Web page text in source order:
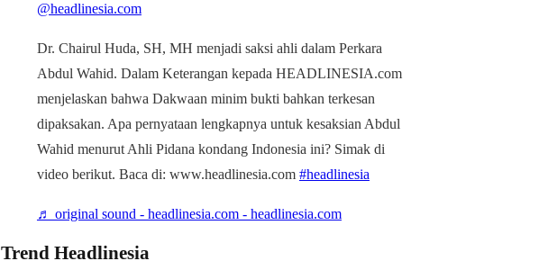
@headlinesia.com
Dr. Chairul Huda, SH, MH menjadi saksi ahli dalam Perkara
Abdul Wahid. Dalam Keterangan kepada HEADLINESIA.com
menjelaskan bahwa Dakwaan minim bukti bahkan terkesan
dipaksakan. Apa pernyataan lengkapnya untuk kesaksian Abdul
Wahid menurut Ahli Pidana kondang Indonesia ini? Simak di
video berikut. Baca di: www.headlinesia.com #headlinesia
♬ original sound - headlinesia.com - headlinesia.com
Trend Headlinesia